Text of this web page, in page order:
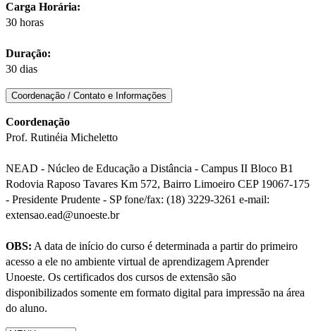
Carga Horária:
30 horas
Duração:
30 dias
Coordenação / Contato e Informações
Coordenação
Prof. Rutinéia Micheletto
NEAD - Núcleo de Educação a Distância - Campus II Bloco B1
Rodovia Raposo Tavares Km 572, Bairro Limoeiro CEP 19067-175
- Presidente Prudente - SP fone/fax: (18) 3229-3261 e-mail:
extensao.ead@unoeste.br
OBS: A data de início do curso é determinada a partir do primeiro
acesso a ele no ambiente virtual de aprendizagem Aprender
Unoeste. Os certificados dos cursos de extensão são
disponibilizados somente em formato digital para impressão na área
do aluno.